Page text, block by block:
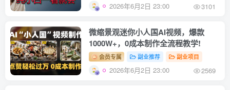
2026年6月2日 23:00 3101
微缩景观迷你小人国AI视频，爆款
1000W+，0成本制作全流程教学!
会员专属 副业推荐 副业项目
2026年6月2日 23:00 2569